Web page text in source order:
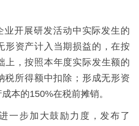
业开展研发活动中实际发生的
形资产计入当期损益的，在按
上，按照本年度实际发生额的
税所得额中扣除；形成无形资
本的150%在税前摊销。
一步加大鼓励力度，发布了